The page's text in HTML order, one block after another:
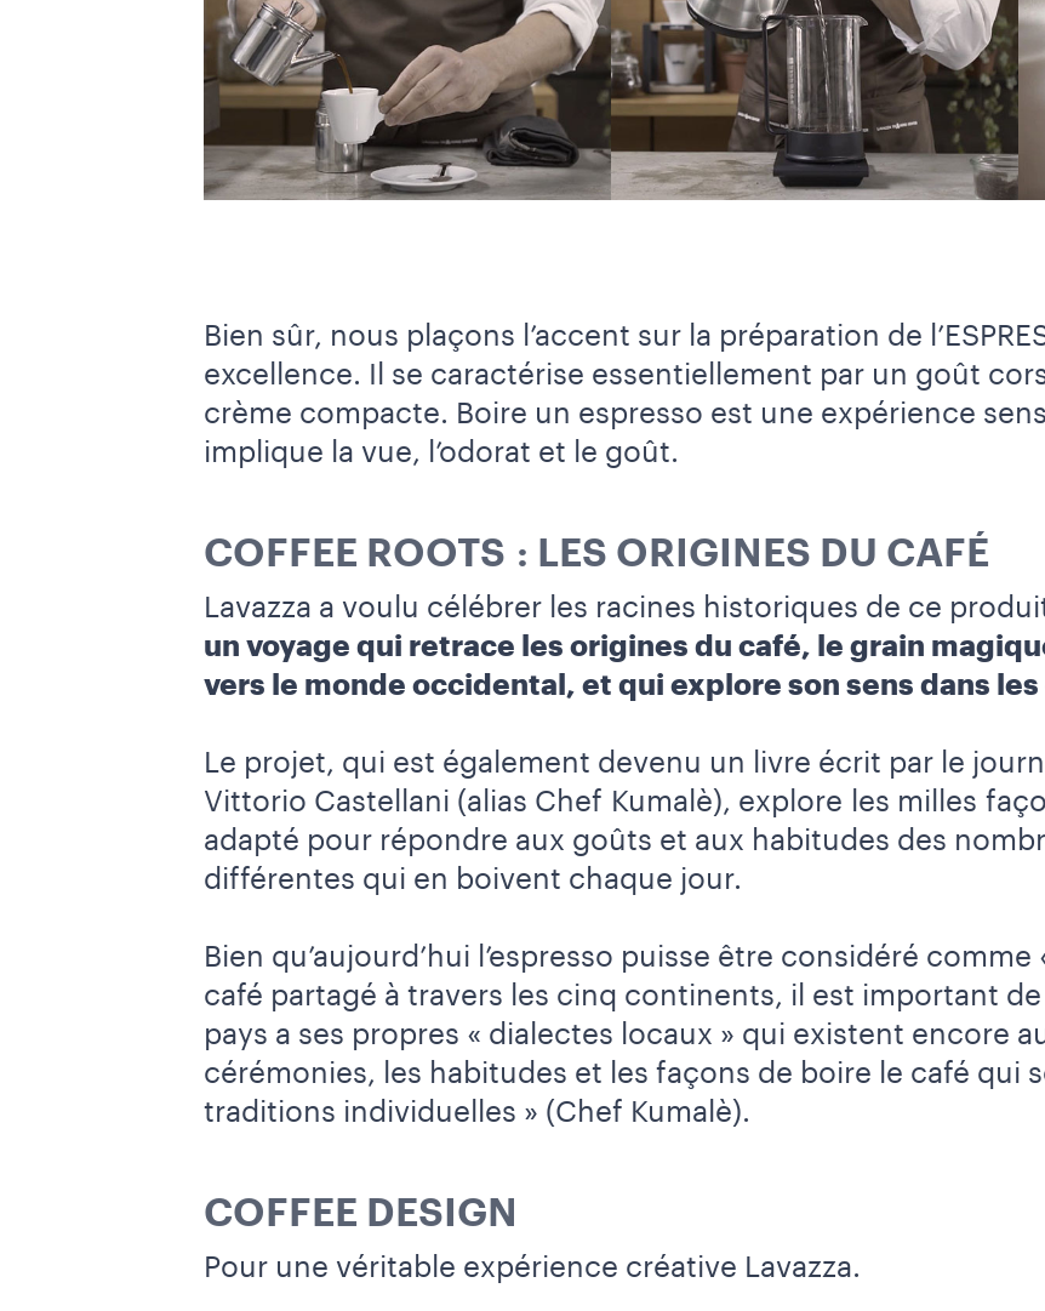
Bien sûr, nous plaçons l’accent sur la préparation de
excellence. Il se caractérise essentiellement par un goût
crème compacte. Boire un espresso est une expérience
implique la vue, l’odorat et le goût.
COFFEE ROOTS : LES ORIGINES DU CAFÉ
Lavazza a voulu célébrer les racines historiques de ce
un voyage qui retrace les origines du café, le grain
vers le monde occidental, et qui explore son sens dans
Le projet, qui est également devenu un livre écrit par le
Vittorio Castellani (alias Chef Kumalè), explore les milles
adapté pour répondre aux goûts et aux habitudes des
différentes qui en boivent chaque jour.
Bien qu’aujourd’hui l’espresso puisse être considéré
café partagé à travers les cinq continents, il est important
pays a ses propres « dialectes locaux » qui existent encore
cérémonies, les habitudes et les façons de boire le café qui
traditions individuelles » (Chef Kumalè).
COFFEE DESIGN
Pour une véritable expérience créative Lavazza.